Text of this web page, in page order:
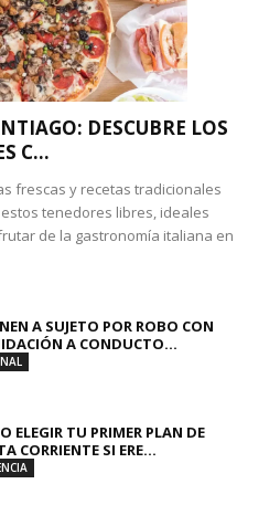
DESCUBRE LOS
C...
frescas y recetas tradicionales
tenedores libres, ideales
de la gastronomía italiana en
A SUJETO POR ROBO CON
A CONDUCTO...
ELEGIR TU PRIMER PLAN DE
CORRIENTE SI ERE...